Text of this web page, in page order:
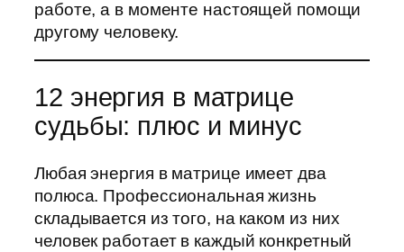
работе, а в моменте настоящей помощи
другому человеку.
12 энергия в матрице
судьбы: плюс и минус
Любая энергия в матрице имеет два
полюса. Профессиональная жизнь
складывается из того, на каком из них
человек работает в каждый конкретный